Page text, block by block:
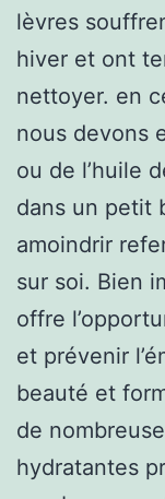
lèvres
hiver et ont
nettoyer. en
nous devons
ou de l’huile
dans un petit
amoindrir
sur soi. Bien
offre
et prévenir
beauté et
de
hydratantes